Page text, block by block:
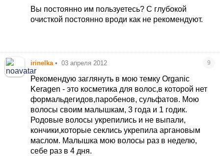
Шампунь Капиликсин Нувель с крапивой. Моете 1
раз в 2 дня, сначала 1 раз намылили-смыли, 2раз
намылили массируя и 3 минуты ждем и смываем.
что-то вроде этого. У нее он стоит 85грн за
1литр. В Днепре представительство и офиц.
диллер Нувель находится. Есть еще ампулы к
нему - после мытья наносить, тогда до 3-х дней
не жирнеют. Но я просто шампунем пользуюсь -
работает, блин. Столько всего перепробовала
до него.Только кондиционер не сильно жирный
берите после шампуня, что-то полегче надо. А
то у меня с сильно питательными масками
Вы постоянно им пользуетесь? С глубокой
очисткой постоянно вроди как не рекомендуют.
irinelka • 03 апреля 2012 9
Рекомендую заглянуть в мою темку Organic
Keragen - это косметика для волос,в которой нет
формальдегидов,паробенов, сульфатов. Мою
волосы своим малышкам, 3 года и 1 годик.
Родовые волосы укрепились и не выпали,
кончики,которые секлись укрепила аргановым
маслом. Малышка мою волосы раз в неделю,
себе раз в 4 дня.